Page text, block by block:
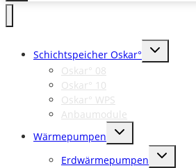
Schichtspeicher Oskar°
Untermenü
Oskar° 08
Oskar° 10
Oskar° WPS
Anbaumodule
Wärmepumpen
Untermenü
Erdwärmepumpen
Untermenü